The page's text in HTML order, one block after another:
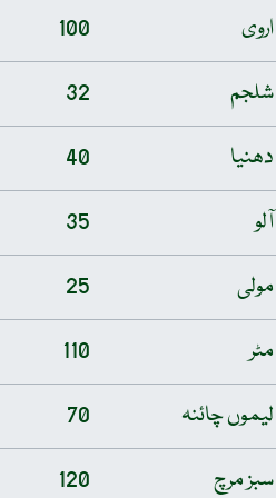
اروی
100
شلجم
32
دھنیا
40
آلو
35
مولی
25
مٹر
110
لیموں چائنہ
70
سبز مرچ
120